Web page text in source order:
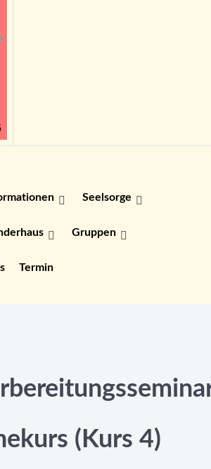
Seelsorge
Gruppen
Termin
(Kurs 4)